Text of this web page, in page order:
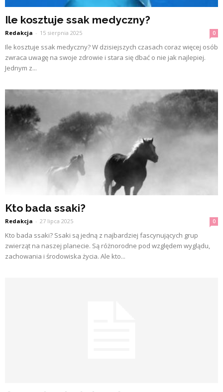
Ile kosztuje ssak medyczny?
Redakcja - 15 sierpnia 2025 0
Ile kosztuje ssak medyczny? W dzisiejszych czasach coraz więcej osób
zwraca uwagę na swoje zdrowie i stara się dbać o nie jak najlepiej.
Jednym z...
Kto bada ssaki?
Redakcja - 27 lipca 2025 0
Kto bada ssaki? Ssaki są jedną z najbardziej fascynujących grup
zwierząt na naszej planecie. Są różnorodne pod względem wyglądu,
zachowania i środowiska życia. Ale kto...